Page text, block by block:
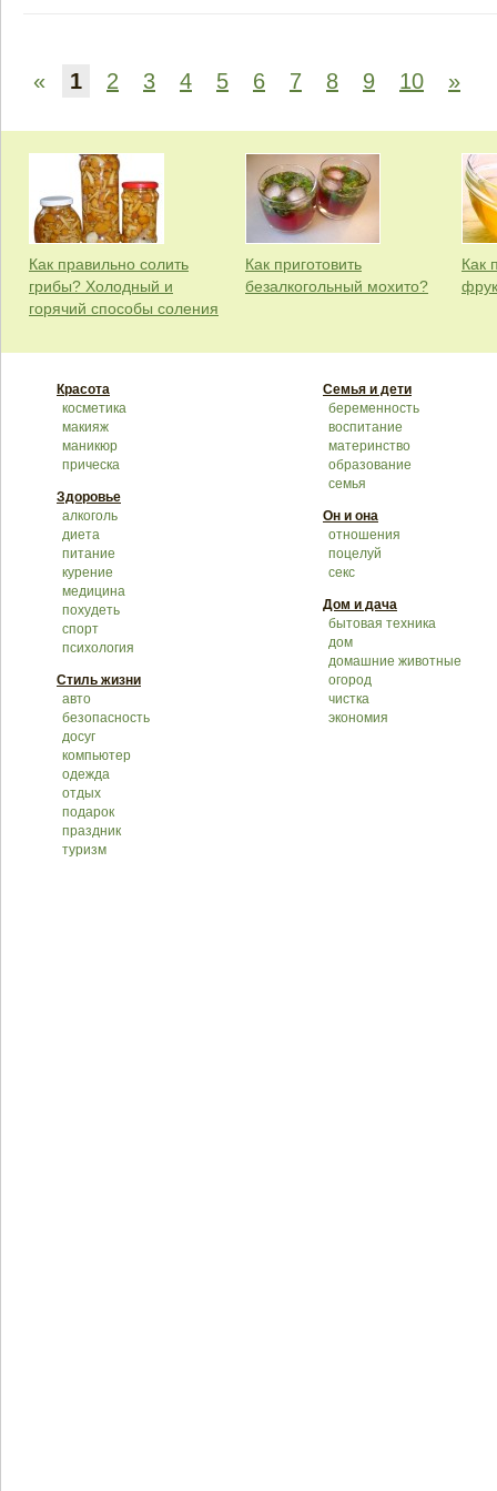
« 1 2 3 4 5 6 7 8 9 10 »
Как правильно солить
грибы? Холодный и
горячий способы соления
Как приготовить
безалкогольный мохито?
Как
Красота
косметика
макияж
маникюр
прическа
Здоровье
алкоголь
диета
питание
курение
медицина
похудеть
спорт
психология
Стиль жизни
авто
безопасность
досуг
компьютер
одежда
отдых
подарок
праздник
туризм
Семья и дети
беременность
воспитание
материнство
образование
семья
Он и она
отношения
поцелуй
секс
Дом и дача
бытовая техника
дом
домашние животные
огород
чистка
экономия